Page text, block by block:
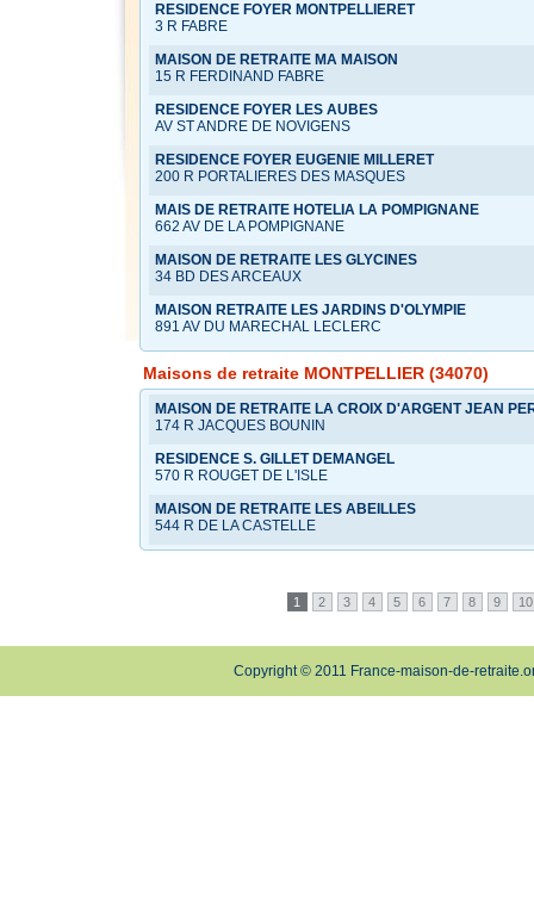
RESIDENCE FOYER MONTPELLIERET
3 R FABRE
MAISON DE RETRAITE MA MAISON
15 R FERDINAND FABRE
RESIDENCE FOYER LES AUBES
AV ST ANDRE DE NOVIGENS
RESIDENCE FOYER EUGENIE MILLERET
200 R PORTALIERES DES MASQUES
MAIS DE RETRAITE HOTELIA LA POMPIGNANE
662 AV DE LA POMPIGNANE
MAISON DE RETRAITE LES GLYCINES
34 BD DES ARCEAUX
MAISON RETRAITE LES JARDINS D'OLYMPIE
891 AV DU MARECHAL LECLERC
Maisons de retraite MONTPELLIER (34070)
MAISON DE RETRAITE LA CROIX D'ARGENT JEAN
174 R JACQUES BOUNIN
RESIDENCE S. GILLET DEMANGEL
570 R ROUGET DE L'ISLE
MAISON DE RETRAITE LES ABEILLES
544 R DE LA CASTELLE
1 2 3 4 5 6 7 8 9 10
Copyright © 2011 France-maison-de-